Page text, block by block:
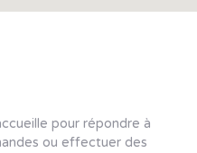
pour répondre à
ou effectuer des